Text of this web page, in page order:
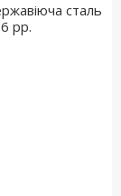
сталь
рр.